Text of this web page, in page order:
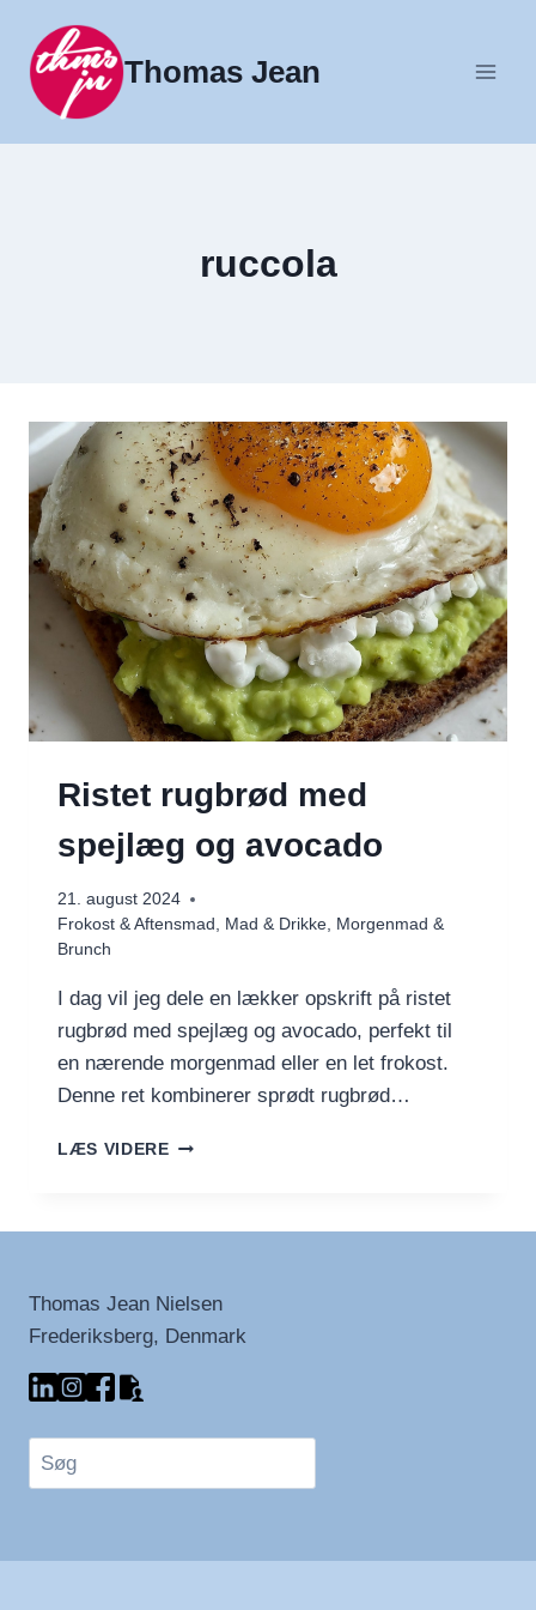
indhold
Thomas Jean
ruccola
Ristet rugbrød med
spejlæg og avocado
21. august 2024
Frokost & Aftensmad , Mad & Drikke, Morgenmad &
Brunch
I dag vil jeg dele en lækker opskrift på ristet
rugbrød med spejlæg og avocado, perfekt til
en nærende morgenmad eller en let frokost.
Denne ret kombinerer sprødt rugbrød…
LÆS VIDERERISTET
Thomas Jean Nielsen
Frederiksberg, Denmark
Søg